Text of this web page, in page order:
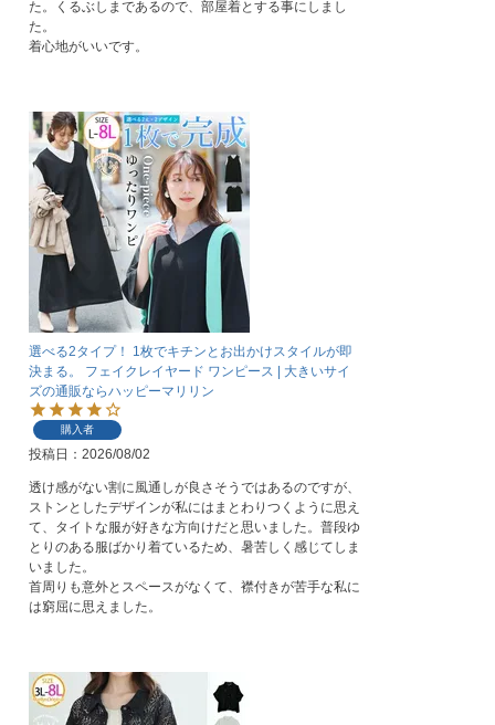
た。くるぶしまであるので、部屋着とする事にしまし
た。
着心地がいいです。
選べる2タイプ！ 1枚でキチンとお出かけスタイルが即
決まる。 フェイクレイヤード ワンピース | 大きいサイ
ズの通販ならハッピーマリリン
購入者
投稿日 2026/08/02
透け感がない割に風通しが良さそうではあるのですが、
ストンとしたデザインが私にはまとわりつくように思え
て、タイトな服が好きな方向けだと思いました。普段ゆ
とりのある服ばかり着ているため、暑苦しく感じてしま
いました。
首周りも意外とスペースがなくて、襟付きが苦手な私に
は窮屈に思えました。